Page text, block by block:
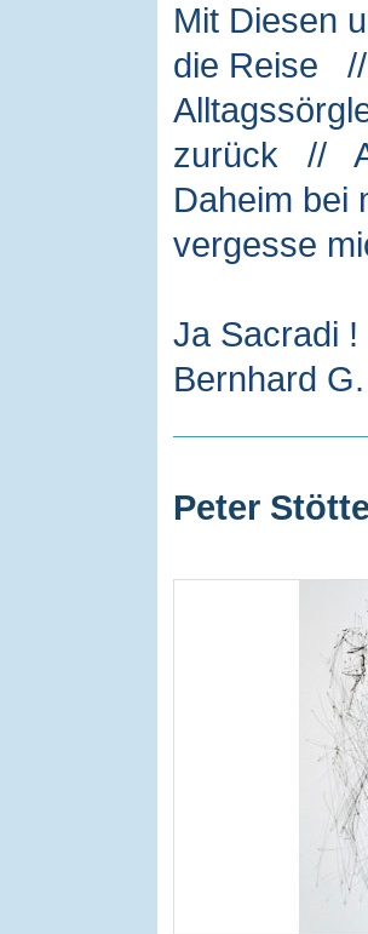
Mit Diesen
die Reise
zurück //
Daheim
vergesse
Ja Sacradi
Bernhard
Peter